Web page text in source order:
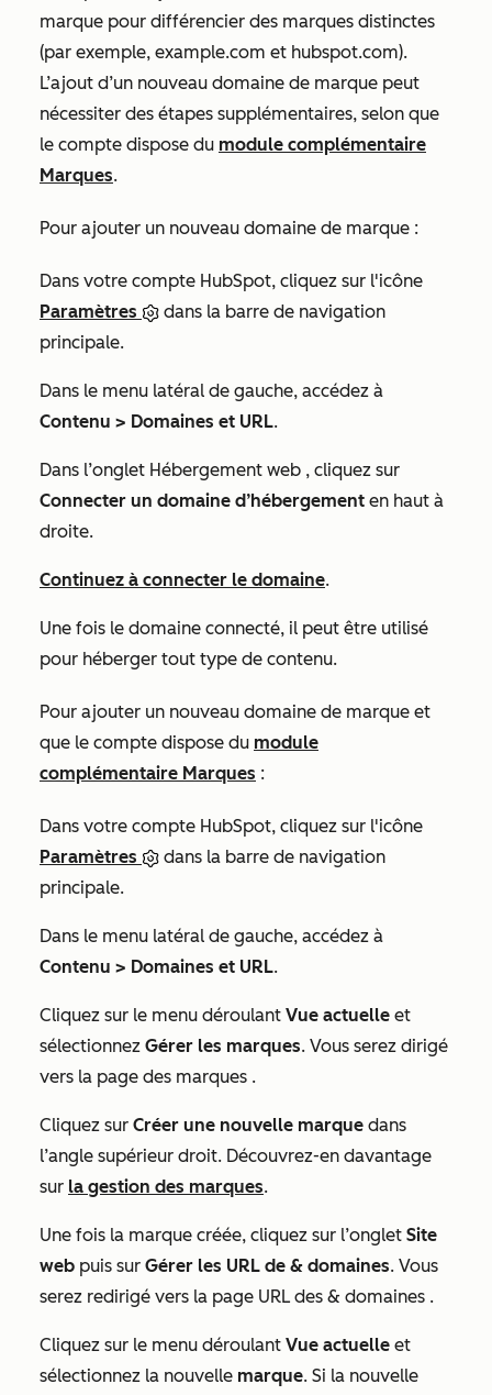
marque pour différencier des marques distinctes
(par exemple, example.com et hubspot.com).
L’ajout d’un nouveau domaine de marque peut
nécessiter des étapes supplémentaires, selon que
le compte dispose du module complémentaire
Marques.
Pour ajouter un nouveau domaine de marque :
Dans votre compte HubSpot, cliquez sur l'icône
Paramètres
dans la barre de navigation
principale.
Dans le menu latéral de gauche, accédez à
Contenu > Domaines et URL.
Dans l’onglet Hébergement web , cliquez sur
Connecter un domaine d’hébergement en haut à
droite.
Continuez à connecter le domaine.
Une fois le domaine connecté, il peut être utilisé
pour héberger tout type de contenu.
Pour ajouter un nouveau domaine de marque et
que le compte dispose du module
complémentaire Marques :
Dans votre compte HubSpot, cliquez sur l'icône
Paramètres
dans la barre de navigation
principale.
Dans le menu latéral de gauche, accédez à
Contenu > Domaines et URL.
Cliquez sur le menu déroulant Vue actuelle et
sélectionnez Gérer les marques. Vous serez dirigé
vers la page des marques .
Cliquez sur Créer une nouvelle marque dans
l’angle supérieur droit. Découvrez-en davantage
sur la gestion des marques.
Une fois la marque créée, cliquez sur l’onglet Site
web puis sur Gérer les URL de & domaines. Vous
serez redirigé vers la page URL des & domaines .
Cliquez sur le menu déroulant Vue actuelle et
sélectionnez la nouvelle marque. Si la nouvelle